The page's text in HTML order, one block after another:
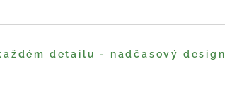
detailu - nadčasový design